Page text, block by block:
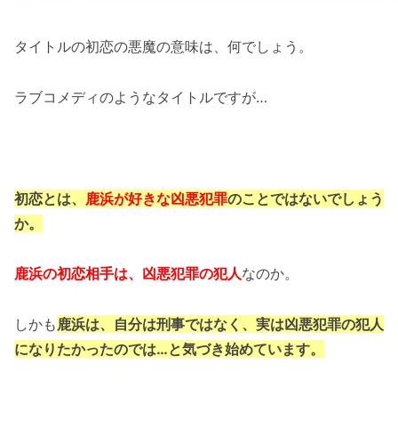
タイトルの初恋の悪魔の意味は、何でしょう。
ラブコメディのようなタイトルですが…
初恋とは、 鹿浜が好きな凶悪犯罪のことではないでしょう
か。
鹿浜の初恋相手は、凶悪犯罪の犯人なのか。
しかも鹿浜は、自分は刑事ではなく、実は凶悪犯罪の犯人
になりたかったのでは…と気づき始めています。